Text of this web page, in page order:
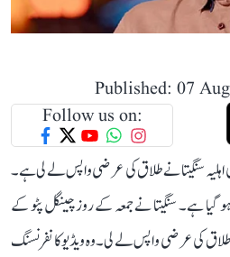
Published: 07
Follow us on:
اہلیہ سنگیتا نے طلاق کی عرضی واپس لے لی ہے۔
ہے۔ سنگیتا نے جمعہ کے روز چینگل پٹو کے
کی عرضی واپس لے لی۔ وہ ویڈیو کانفرنسنگ